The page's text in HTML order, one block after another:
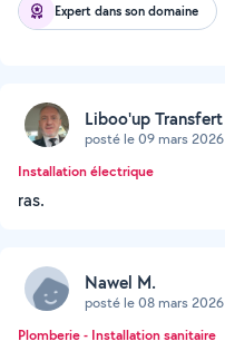
Expert dans son domaine
Liboo'up Transfert
posté le 09 mars 2026
Installation électrique
ras.
Nawel M.
posté le 08 mars 2026
Plomberie - Installation sanitaire